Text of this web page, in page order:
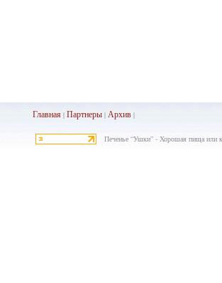
Главная |Партнеры |Архив |
Печенье “Ушки” - Хорошая пища или